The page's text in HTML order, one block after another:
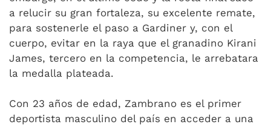
a relucir su gran fortaleza, su excelente remate,
para sostenerle el paso a Gardiner y, con el
cuerpo, evitar en la raya que el granadino Kirani
James, tercero en la competencia, le arrebatara
la medalla plateada.
Con 23 años de edad, Zambrano es el primer
deportista masculino del país en acceder a una